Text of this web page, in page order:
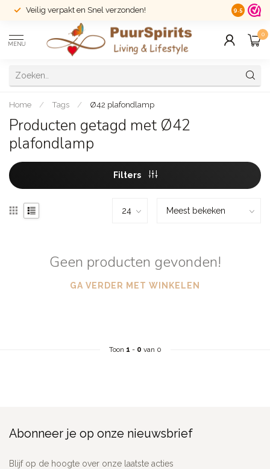
Veilig verpakt en Snel verzonden! 14 dagen
9.5
MENU
0
Home / Tags / Ø42 plafondlamp
Producten getagd met Ø42
plafondlamp
Filters
Geen producten gevonden!
GA VERDER MET WINKELEN
Toon 1 - 0 van 0
Abonneer je op onze nieuwsbrief
Blijf op de hoogte over onze laatste acties